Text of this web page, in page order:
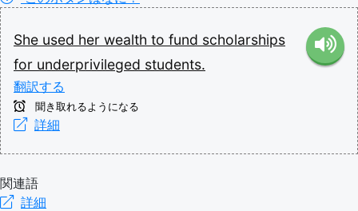
She used her wealth to fund scholarships
for underprivileged students.
翻訳する
聞き取れるようになる
詳細
関連語
詳細